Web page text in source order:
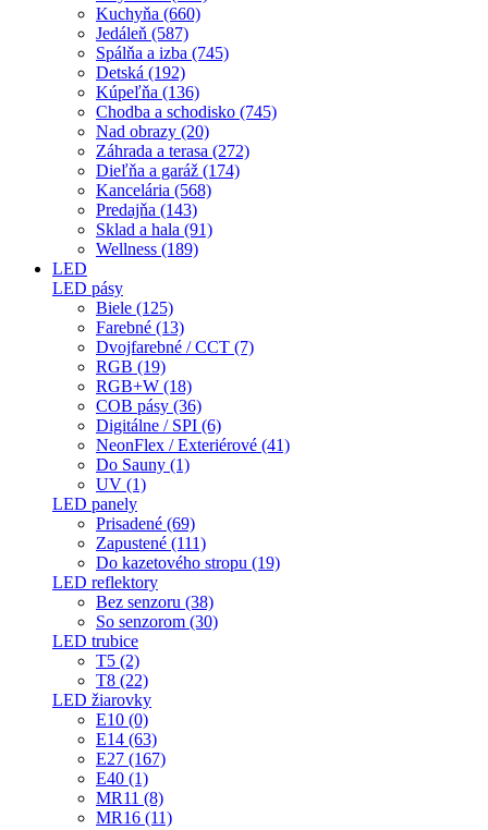
Kuchyňa (660)
Jedáleň (587)
Spálňa a izba (745)
Detská (192)
Kúpeľňa (136)
Chodba a schodisko (745)
Nad obrazy (20)
Záhrada a terasa (272)
Dieľňa a garáž (174)
Kancelária (568)
Predajňa (143)
Sklad a hala (91)
Wellness (189)
LED
LED pásy
Biele (125)
Farebné (13)
Dvojfarebné / CCT (7)
RGB (19)
RGB+W (18)
COB pásy (36)
Digitálne / SPI (6)
NeonFlex / Exteriérové (41)
Do Sauny (1)
UV (1)
LED panely
Prisadené (69)
Zapustené (111)
Do kazetového stropu (19)
LED reflektory
Bez senzoru (38)
So senzorom (30)
LED trubice
T5 (2)
T8 (22)
LED žiarovky
E10 (0)
E14 (63)
E27 (167)
E40 (1)
MR11 (8)
MR16 (11)